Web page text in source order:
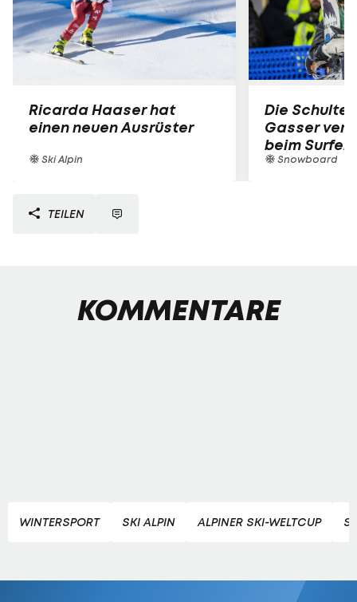
Ricarda Haaser hat
einen neuen Ausrüster
Ski Alpin
Die
Gasser
beim Surfen
Snowboard
TEILEN
KOMMENTARE
WINTERSPORT SKI ALPIN ALPINER SKI-WELTCUP